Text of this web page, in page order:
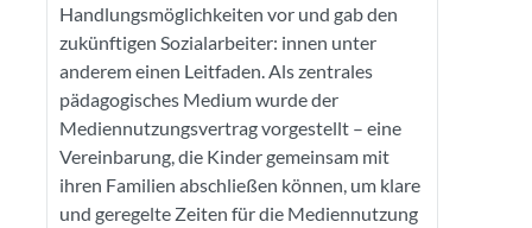
Handlungsmöglichkeiten vor und gab den
zukünftigen Sozialarbeiter: innen unter
anderem einen Leitfaden. Als zentrales
pädagogisches Medium wurde der
Mediennutzungsvertrag vorgestellt – eine
Vereinbarung, die Kinder gemeinsam mit
ihren Familien abschließen können, um klare
und geregelte Zeiten für die Mediennutzung